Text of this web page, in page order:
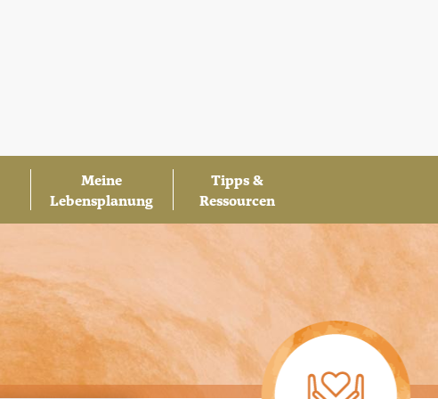
Meine
Lebensplanung
Tipps &
Ressourcen